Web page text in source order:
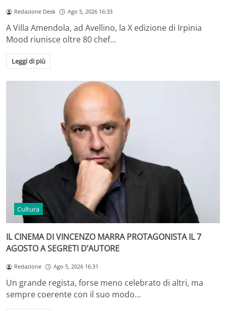
Redazione Desk Ago 5, 2026 16:33
A Villa Amendola, ad Avellino, la X edizione di Irpinia
Mood riunisce oltre 80 chef…
Leggi di più
Cultura
IL CINEMA DI VINCENZO MARRA PROTAGONISTA IL 7
AGOSTO A SEGRETI D’AUTORE
Redazione Ago 5, 2026 16:31
Un grande regista, forse meno celebrato di altri, ma
sempre coerente con il suo modo…